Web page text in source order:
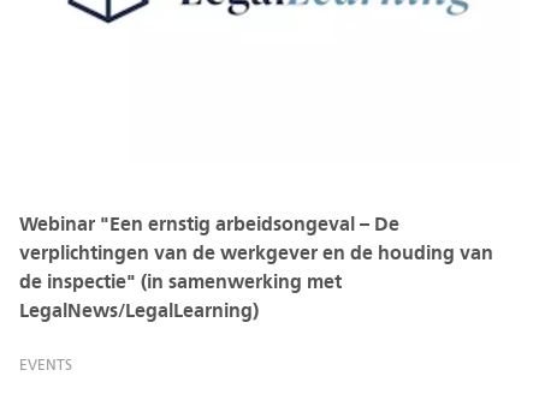
Webinar "Een ernstig arbeidsongeval – De
verplichtingen van de werkgever en de houding van
de inspectie" (in samenwerking met
LegalNews/LegalLearning)
EVENTS